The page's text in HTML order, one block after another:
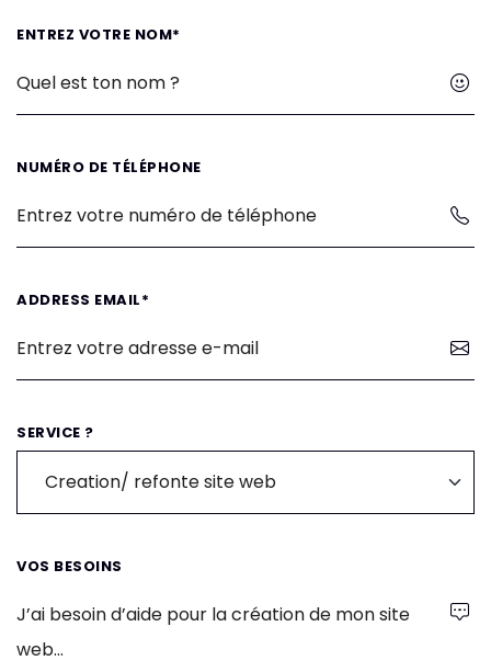
ENTREZ VOTRE NOM*
NUMÉRO DE TÉLÉPHONE
ADDRESS EMAIL*
SERVICE ?
VOS BESOINS